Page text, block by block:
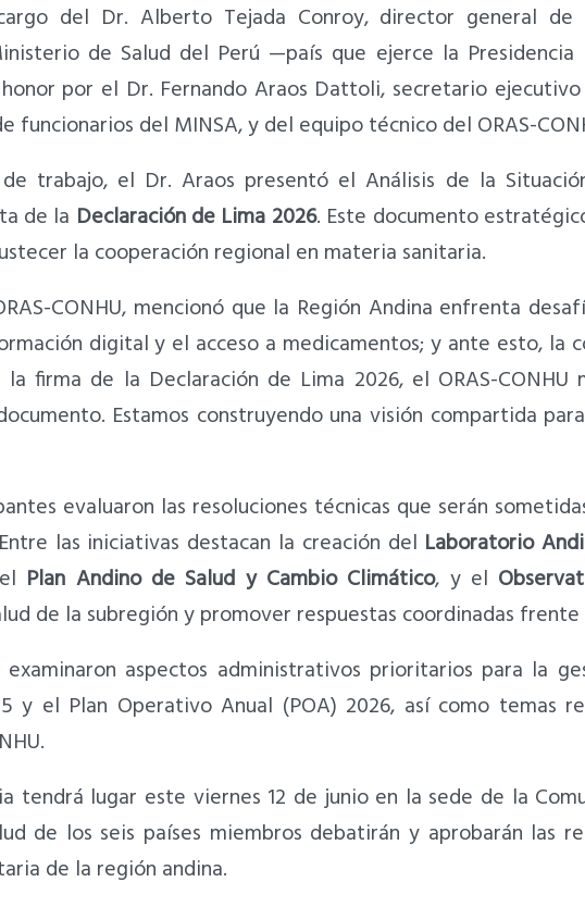
del Dr. Alberto Tejada Conroy, director general de
de Salud del Perú —país que ejerce la
por el Dr. Fernando Araos Dattoli, secretario ejecutivo
funcionarios del MINSA, y del equipo técnico del ORAS-
trabajo, el Dr. Araos presentó el Análisis de la
de la Declaración de Lima 2026. Este documento
la cooperación regional en materia sanitaria.
CONHU, mencionó que la Región Andina enfrenta
digital y el acceso a medicamentos; y ante esto, la
la firma de la Declaración de Lima 2026, el ORAS-
Estamos construyendo una visión compartida
evaluaron las resoluciones técnicas que serán
las iniciativas destacan la creación del Laboratorio
Plan Andino de Salud y Cambio Climático, y el
de la subregión y promover respuestas coordinadas frente
aspectos administrativos prioritarios para la
y el Plan Operativo Anual (POA) 2026, así como temas
tendrá lugar este viernes 12 de junio en la sede de la
de los seis países miembros debatirán y aprobarán las
de la región andina.